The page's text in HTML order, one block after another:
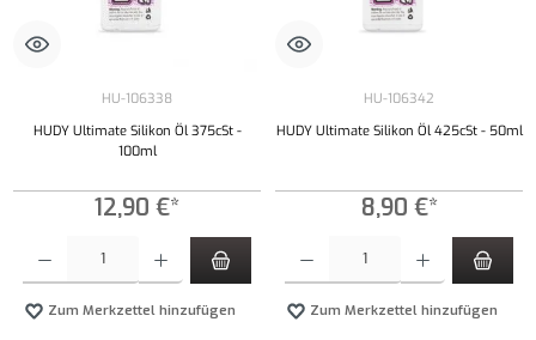
HU-106338
HUDY Ultimate Silikon Öl 375cSt -
100ml
12,90 €*
Zum Merkzettel hinzufügen
HU-106342
HUDY Ultimate Silikon Öl 425cSt - 50ml
8,90 €*
Zum Merkzettel hinzufügen